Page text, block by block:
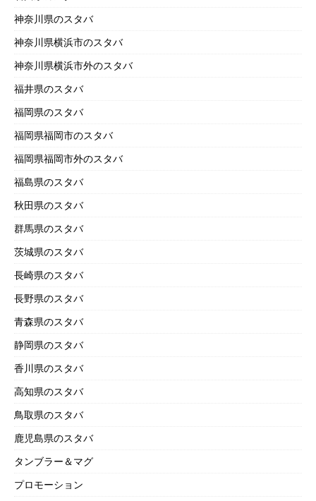
神奈川県のスタバ
神奈川県横浜市のスタバ
神奈川県横浜市外のスタバ
福井県のスタバ
福岡県のスタバ
福岡県福岡市のスタバ
福岡県福岡市外のスタバ
福島県のスタバ
秋田県のスタバ
群馬県のスタバ
茨城県のスタバ
長崎県のスタバ
長野県のスタバ
青森県のスタバ
静岡県のスタバ
香川県のスタバ
高知県のスタバ
鳥取県のスタバ
鹿児島県のスタバ
タンブラー＆マグ
プロモーション